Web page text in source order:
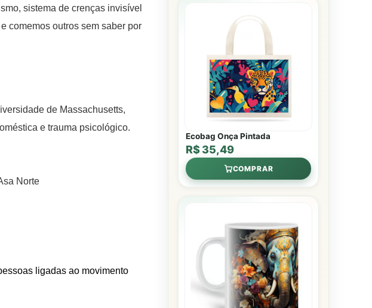
sistema de crenças invisível
comemos outros sem saber por
de Massachusetts,
e trauma psicológico.
Norte
ligadas ao movimento
Ecobag Onça Pintada
R$ 35,49
COMPRAR